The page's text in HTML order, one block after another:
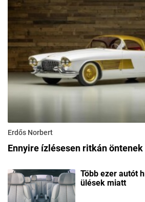
Erdős Norbert
Ennyire ízlésesen ritkán
Több ezer autót
ülések miatt